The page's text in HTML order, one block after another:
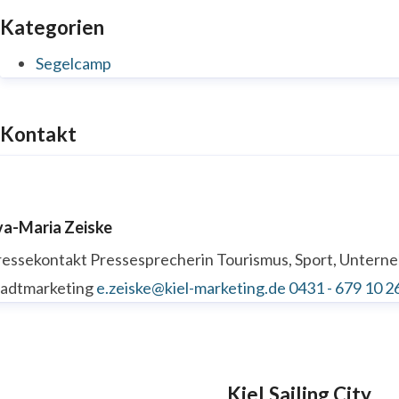
Kategorien
Segelcamp
Kontakt
Maria Zeiske
Pressesprecherin Tourismus, Sport,
e.zeiske@kiel-marketing.de 0431 - 679 10
Kiel.Sailing.City